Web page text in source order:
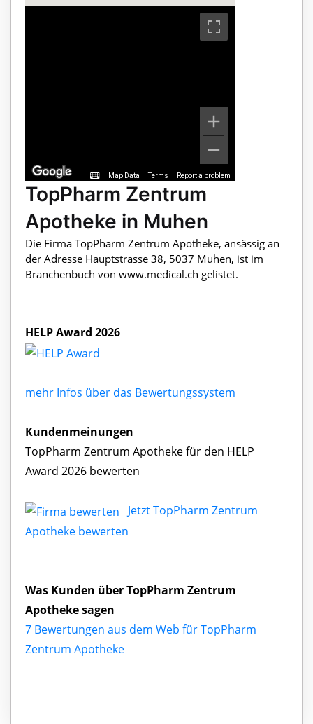
Map Data Terms Report a problem
TopPharm Zentrum
Apotheke in Muhen
Die Firma TopPharm Zentrum Apotheke, ansässig an
der Adresse Hauptstrasse 38, 5037 Muhen, ist im
Branchenbuch von www.medical.ch gelistet.
HELP Award 2026
mehr Infos über das Bewertungssystem
Kundenmeinungen
TopPharm Zentrum Apotheke für den HELP
Award 2026 bewerten
Jetzt TopPharm Zentrum
Apotheke bewerten
Was Kunden über TopPharm Zentrum
Apotheke sagen
7 Bewertungen aus dem Web für TopPharm
Zentrum Apotheke